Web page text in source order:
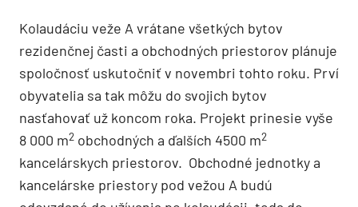
Kolaudáciu veže A vrátane všetkých bytov
rezidenčnej časti a obchodných priestorov plánuje
spoločnosť uskutočniť v novembri tohto roku. Prví
obyvatelia sa tak môžu do svojich bytov
nasťahovať už koncom roka. Projekt prinesie vyše
8 000 m2 obchodných a ďalších 4500 m2
kancelárskych priestorov. Obchodné jednotky a
kancelárske priestory pod vežou A budú